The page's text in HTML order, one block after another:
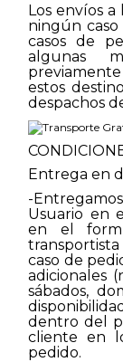
Los envíos a
ningún
casos de
algunas
estos
despachos
Entrega en
-
Usuario en
en el
caso de
adicionales
sábados,
dentro del
cliente en
pedido.